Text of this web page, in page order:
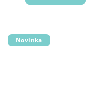
Novinka